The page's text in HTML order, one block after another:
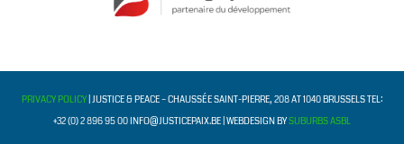
PRIVACY POLICY| JUSTICE & PEACE – CHAUSSÉE SAINT-PIERRE, 208 AT 1040 BRUSSELS TEL:
+32 (0) 2 896 95 00 INFO@JUSTICEPAIX.BE | WEBDESIGN BYSUBURBS ASBL